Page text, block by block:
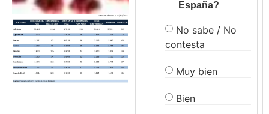
España?
No sabe / No
contesta
Muy bien
Bien